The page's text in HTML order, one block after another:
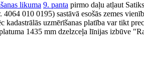
likuma 9. panta pirmo daļu atļaut
010 0195) sastāvā esošās zemes
kadastrālās uzmērīšanas platība var tikt
1435 mm dzelzceļa līnijas izbūve